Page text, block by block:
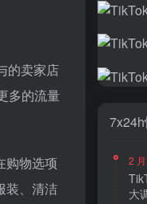
的卖家店
多的流量
购物选项
装、清洁
2
大